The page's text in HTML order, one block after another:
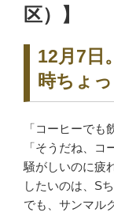
区）】
12月7日
時ちょ
「コーヒーでも
「そうだね、コ
騒がしいのに疲
したいのは、S
でも、サンマル